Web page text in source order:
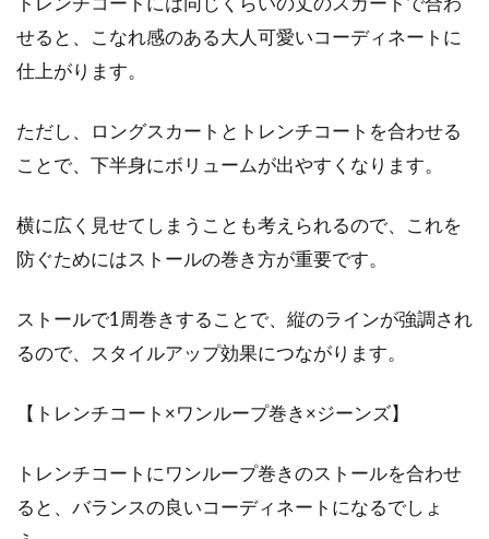
せると、こなれ感のある大人可愛いコーディネートに
仕上がります。
ただし、ロングスカートとトレンチコートを合わせる
ことで、下半身にボリュームが出やすくなります。
横に広く見せてしまうことも考えられるので、これを
防ぐためにはストールの巻き方が重要です。
ストールで1周巻きすることで、縦のラインが強調され
るので、スタイルアップ効果につながります。
【トレンチコート×ワンループ巻き×ジーンズ】
トレンチコートにワンループ巻きのストールを合わせ
ると、バランスの良いコーディネートになるでしょ